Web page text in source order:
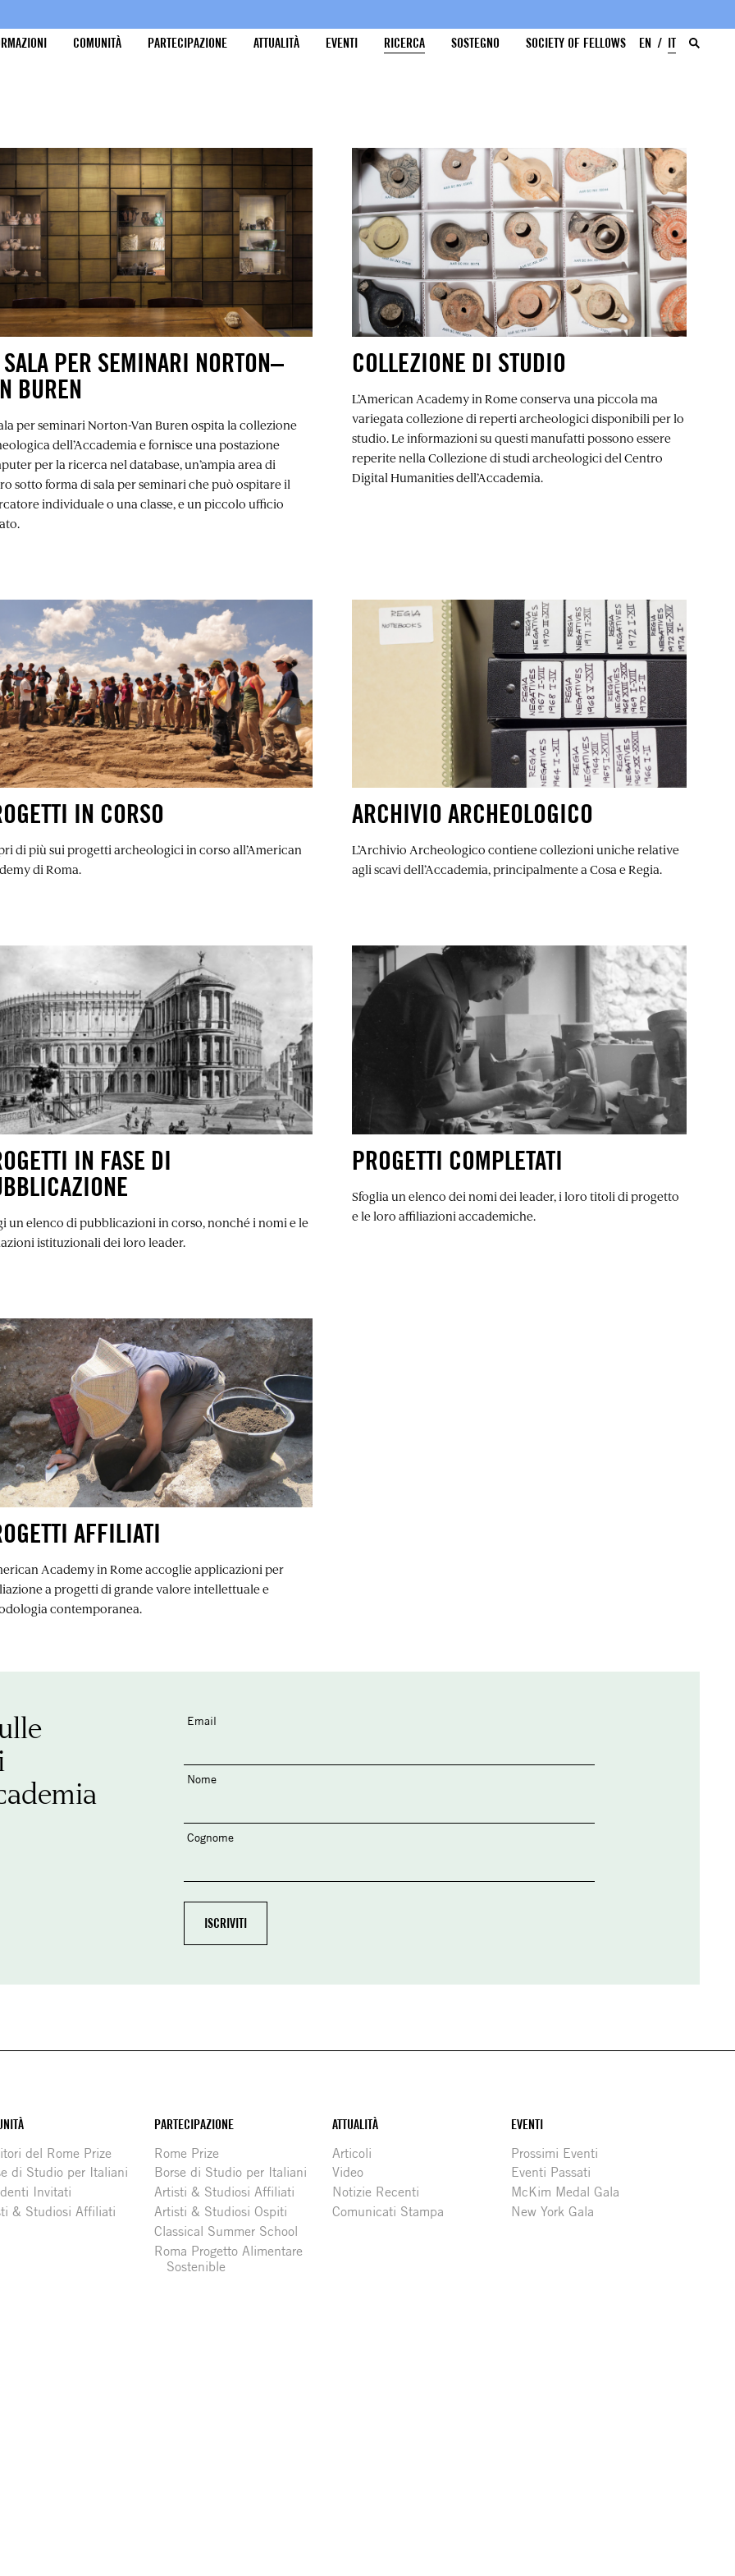
COMUNITÀ PARTECIPAZIONE ATTUALITÀ EVENTI RICERCA SOSTEGNO SOCIETY OF FELLOWS EN IT
PER SEMINARI NORTON–
BUREN
per seminari Norton-Van Buren ospita la collezione
dell’Accademia e fornisce una postazione
per la ricerca nel database, un’ampia area di
sotto forma di sala per seminari che può ospitare il
individuale o una classe, e un piccolo ufficio
COLLEZIONE DI STUDIO
L’American Academy in Rome conserva una piccola ma
variegata collezione di reperti archeologici disponibili per lo
studio. Le informazioni su questi manufatti possono essere
reperite nella Collezione di studi archeologici del Centro
Digital Humanities dell’Accademia.
IN CORSO
di più sui progetti archeologici in corso all’American
di Roma.
ARCHIVIO ARCHEOLOGICO
L’Archivio Archeologico contiene collezioni uniche relative
agli scavi dell’Accademia, principalmente a Cosa e Regia.
IN FASE DI
un elenco di pubblicazioni in corso, nonché i nomi e le
istituzionali dei loro leader.
PROGETTI COMPLETATI
Sfoglia un elenco dei nomi dei leader, i loro titoli di progetto
e le loro affiliazioni accademiche.
AFFILIATI
Academy in Rome accoglie applicazioni per
a progetti di grande valore intellettuale e
contemporanea.
Email
Nome
Cognome
del Rome Prize
di Studio per Italiani
Invitati
& Studiosi Affiliati
PARTECIPAZIONE
Rome Prize
Borse di Studio per Italiani
Artisti & Studiosi Affiliati
Artisti & Studiosi Ospiti
Classical Summer School
Roma Progetto Alimentare
Sostenible
ATTUALITÀ
Articoli
Video
Notizie Recenti
Comunicati Stampa
EVENTI
Prossimi Eventi
Eventi Passati
McKim Medal Gala
New York Gala